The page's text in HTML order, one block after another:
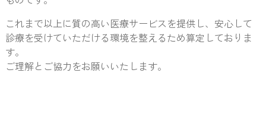
これまで以上に質の高い医療サービスを提供し、安心して
診療を受けていただける環境を整えるため算定しておりま
す。
ご理解とご協力をお願いいたします。